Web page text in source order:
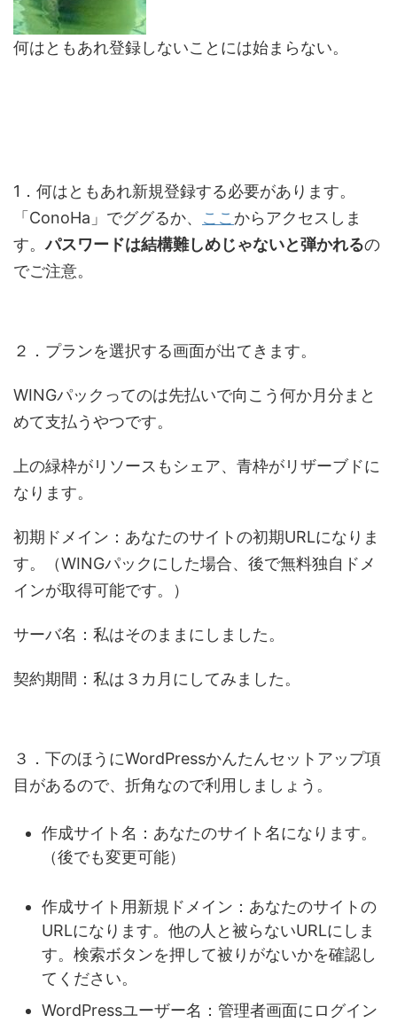
何はともあれ登録しないことには始まらない。
1．何はともあれ新規登録する必要があります。
「ConoHa」でググるか、 ここ からアクセスしま
す。パスワードは結構難しめじゃないと弾かれるの
でご注意。
２．プランを選択する画面が出てきます。
WINGパックってのは先払いで向こう何か月分まと
めて支払うやつです。
上の緑枠がリソースもシェア、 青枠がリザーブドに
なります。
初期ドメイン ：あなたのサイトの初期URLになりま
す。（WINGパックにした場合、後で無料独自ドメ
インが取得可能です。）
サーバ名 ：私はそのままにしました。
契約期間 ：私は３カ月にしてみました。
３．下のほうにWordPressかんたんセットアップ項
目があるので、折角なので利用しましょう。
作成サイト名 ：あなたのサイト名になります。
（後でも変更可能）
作成サイト用新規ドメイン ：あなたのサイトの
URLになります。他の人と被らないURLにしま
す。 検索ボタンを押して被りがないかを確認し
てください。
WordPressユーザー名 ：管理者画面にログイン